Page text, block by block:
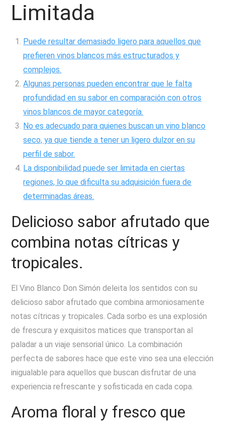
Limitada
Puede resultar demasiado ligero para aquellos que
prefieren vinos blancos más estructurados y
complejos.
Algunas personas pueden encontrar que le falta
profundidad en su sabor en comparación con otros
vinos blancos de mayor categoría.
No es adecuado para quienes buscan un vino blanco
seco, ya que tiende a tener un ligero dulzor en su
perfil de sabor.
La disponibilidad puede ser limitada en ciertas
regiones, lo que dificulta su adquisición fuera de
determinadas áreas.
Delicioso sabor afrutado que
combina notas cítricas y
tropicales.
El Vino Blanco Don Simón deleita los sentidos con su
delicioso sabor afrutado que combina armoniosamente
notas cítricas y tropicales. Cada sorbo es una explosión
de frescura y exquisitos matices que transportan al
paladar a un viaje sensorial único. La combinación
perfecta de sabores hace que este vino sea una elección
inigualable para aquellos que buscan disfrutar de una
experiencia refrescante y sofisticada en cada copa.
Aroma floral y fresco que